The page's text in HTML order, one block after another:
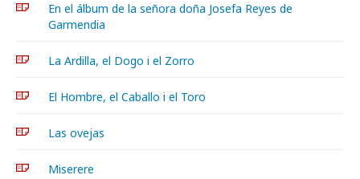
En el álbum de la señora doña Josefa Reyes de
Garmendia
La Ardilla, el Dogo i el Zorro
El Hombre, el Caballo i el Toro
Las ovejas
Miserere